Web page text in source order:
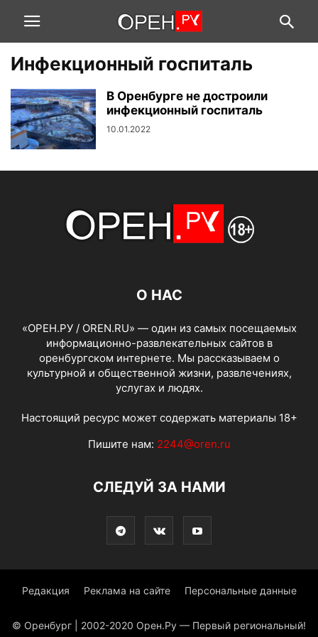
Инфекционный госпиталь
В Оренбурге не достроили
инфекционный госпиталь
10.01.2022
О НАС
«ОРЕН.РУ / OREN.RU» — один из самых посещаемых
информационно-развлекательных сайтов в
оренбургском интернете. Мы рассказываем о
культурной и общественной жизни, развлечениях,
услугах и людях.
Настоящий ресурс может содержать материалы 18+
Пишите нам: 2244@oren.ru
СЛЕДУЙ ЗА НАМИ
Редакция Реклама на сайте Персональные данные
© Оренбург | 2002-2020 Орен.Ру — Первый региональный!